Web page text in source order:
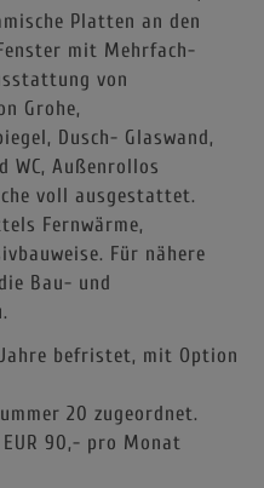
Platten an den
mit Mehrfach-
von
Grohe,
Dusch- Glaswand,
WC, Außenrollos
voll ausgestattet.
Fernwärme,
Für nähere
Bau- und
befristet, mit Option
20 zugeordnet.
90,- pro Monat